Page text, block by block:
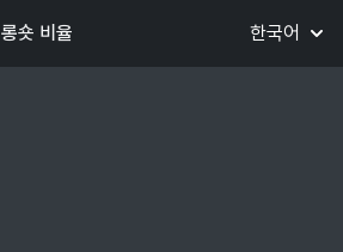
롱숏 비율 한국어